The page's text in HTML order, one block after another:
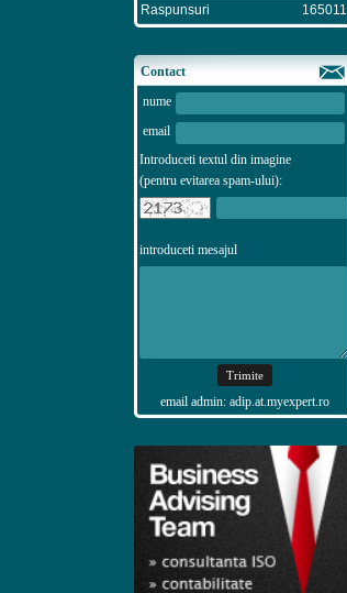
Raspunsuri
165011
Contact
nume
email
Introduceti textul din imagine
(pentru evitarea spam-ului):
introduceti mesajul
email admin: adip.at.myexpert.ro